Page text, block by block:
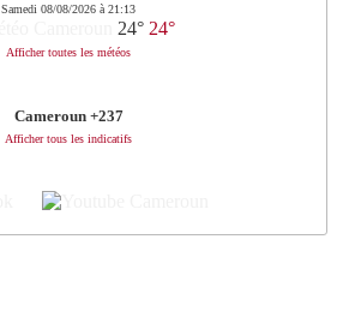
Samedi 08/08/2026 à 21:13
24° 24°
Afficher toutes les météos
Cameroun +237
Afficher tous les indicatifs